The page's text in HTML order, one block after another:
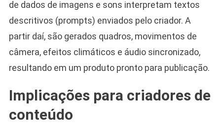
de dados de imagens e sons interpretam textos
descritivos (prompts) enviados pelo criador. A
partir daí, são gerados quadros, movimentos de
câmera, efeitos climáticos e áudio sincronizado,
resultando em um produto pronto para publicação.
Implicações para criadores de
conteúdo